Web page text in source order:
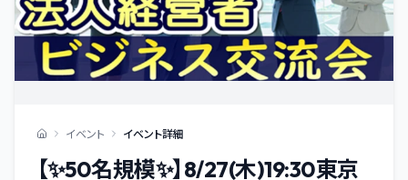
イベント イベント詳細
【✨50名規模✨】8/27(木)19:30東京